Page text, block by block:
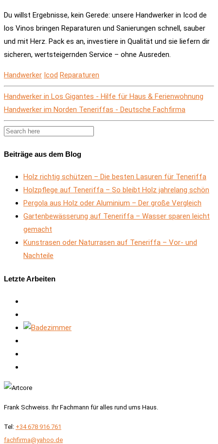
Du willst Ergebnisse, kein Gerede: unsere Handwerker in Icod de
los Vinos bringen Reparaturen und Sanierungen schnell, sauber
und mit Herz. Pack es an, investiere in Qualität und sie liefern dir
sicheren, wertsteigernden Service – ohne Ausreden.
Handwerker Icod Reparaturen
Handwerker in Los Gigantes - Hilfe für Haus & Ferienwohnung
Handwerker im Norden Teneriffas - Deutsche Fachfirma
Beiträge aus dem Blog
Holz richtig schützen – Die besten Lasuren für Teneriffa
Holzpflege auf Teneriffa – So bleibt Holz jahrelang schön
Pergola aus Holz oder Aluminium – Der große Vergleich
Gartenbewässerung auf Teneriffa – Wasser sparen leicht
gemacht
Kunstrasen oder Naturrasen auf Teneriffa – Vor- und
Nachteile
Letzte Arbeiten
Frank Schweiss. Ihr Fachmann für alles rund ums Haus.
Tel: +34 678 916 761
fachfirma@yahoo.de